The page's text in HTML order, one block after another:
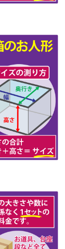
)
)
)
)
)
)
)